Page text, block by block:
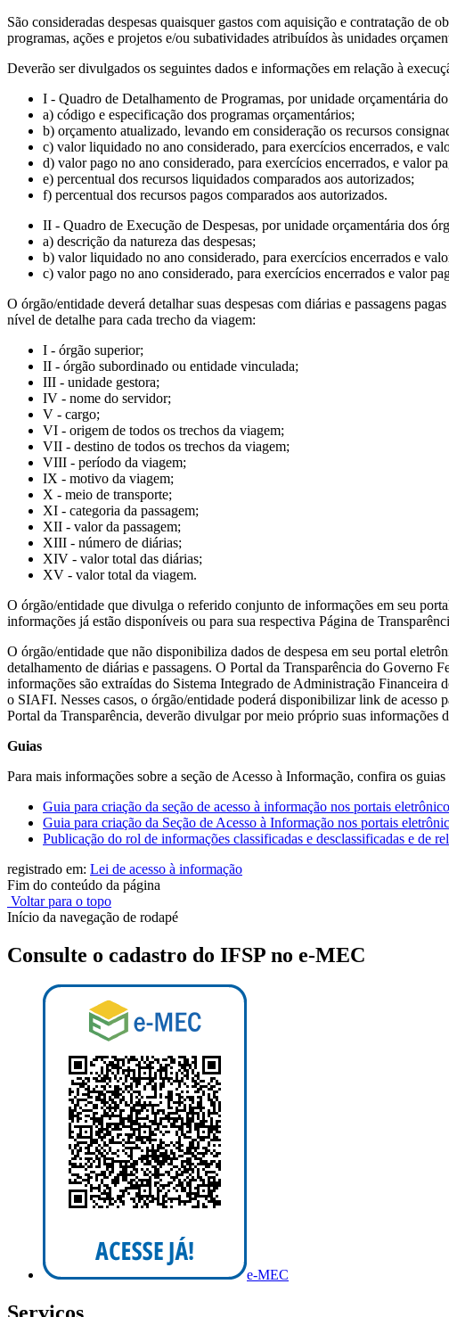
São consideradas despesas quaisquer gastos com aquisição e contratação
programas, ações e projetos e/ou subatividades atribuídos às unidades
Deverão ser divulgados os seguintes dados e informações em relação à
I - Quadro de Detalhamento de Programas, por unidade orçamentária
a) código e especificação dos programas orçamentários;
b) orçamento atualizado, levando em consideração os recursos
c) valor liquidado no ano considerado, para exercícios encerrados, e
d) valor pago no ano considerado, para exercícios encerrados, e valor
e) percentual dos recursos liquidados comparados aos autorizados;
f) percentual dos recursos pagos comparados aos autorizados.
II - Quadro de Execução de Despesas, por unidade orçamentária dos
a) descrição da natureza das despesas;
b) valor liquidado no ano considerado, para exercícios encerrados e
c) valor pago no ano considerado, para exercícios encerrados e valor
O órgão/entidade deverá detalhar suas despesas com diárias e passagens
nível de detalhe para cada trecho da viagem:
I - órgão superior;
II - órgão subordinado ou entidade vinculada;
III - unidade gestora;
IV - nome do servidor;
V - cargo;
VI - origem de todos os trechos da viagem;
VII - destino de todos os trechos da viagem;
VIII - período da viagem;
IX - motivo da viagem;
X - meio de transporte;
XI - categoria da passagem;
XII - valor da passagem;
XIII - número de diárias;
XIV - valor total das diárias;
XV - valor total da viagem.
O órgão/entidade que divulga o referido conjunto de informações em seu
informações já estão disponíveis ou para sua respectiva Página de
O órgão/entidade que não disponibiliza dados de despesa em seu portal
detalhamento de diárias e passagens. O Portal da Transparência do Governo
informações são extraídas do Sistema Integrado de Administração
o SIAFI. Nesses casos, o órgão/entidade poderá disponibilizar link de
Portal da Transparência, deverão divulgar por meio próprio suas informações
Guias
Para mais informações sobre a seção de Acesso à Informação, confira os
Guia para criação da seção de acesso à informação nos portais
Guia para criação da Seção de Acesso à Informação nos portais
Publicação do rol de informações classificadas e desclassificadas e de
registrado em: Lei de acesso à informação
Fim do conteúdo da página
Voltar para o topo
Início da navegação de rodapé
Consulte o cadastro do IFSP no e-MEC
e-MEC